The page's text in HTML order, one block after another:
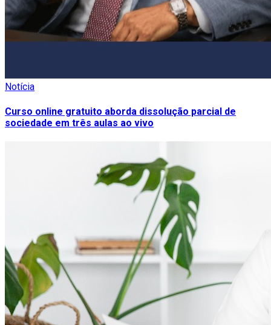
Notícia
Curso online gratuito aborda dissolução parcial de
sociedade em três aulas ao vivo